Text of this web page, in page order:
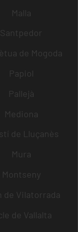
Malla
Santpedor
de Mogoda
Papiol
Pallejà
Mediona
de Lluçanès
Mura
Montseny
de Vilatorrada
de Vallalta